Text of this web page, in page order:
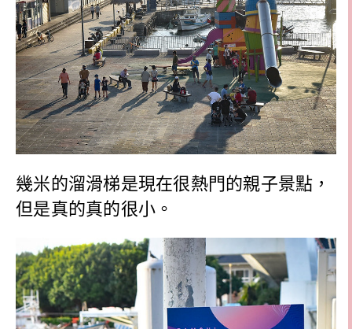
幾米的溜滑梯是現在很熱門的親子景點，
但是真的真的很小。